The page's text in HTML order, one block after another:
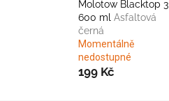
Molotow Blacktop 3
600 ml Asfaltová
černá
Momentálně
nedostupné
199 Kč